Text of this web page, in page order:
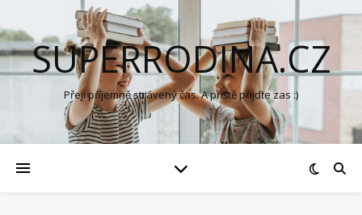
SUPERRODINA.CZ
Přeji příjemně strávený čas. A příště přijďte zas :)